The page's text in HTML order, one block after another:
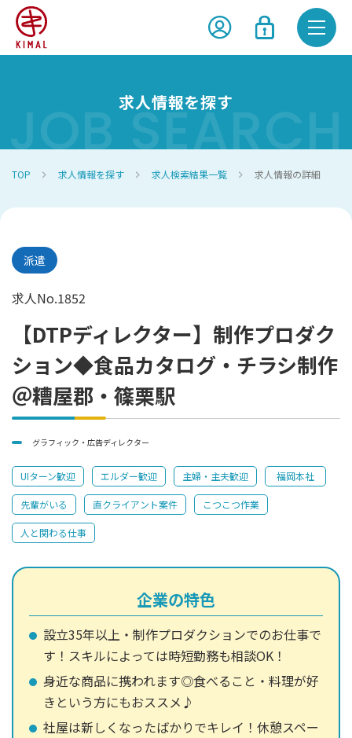
メ
を
開
求人情報を探す
JOB SEARCH
TOP 求人情報を探す 求人検索結果一覧 求人情報の詳細
派遣
求人No.1852
【DTPディレクター】制作プロダク
ション◆食品カタログ・チラシ制作
＠糟屋郡・篠栗駅
グラフィック・広告ディレクター
UIターン歓迎 エルダー歓迎 主婦・主夫歓迎 福岡本社
先輩がいる 直クライアント案件 こつこつ作業
人と関わる仕事
企業の特色
設立35年以上・制作プロダクションでのお仕事で
す！スキルによっては時短勤務も相談OK！
身近な商品に携われます◎食べること・料理が好
きという方にもおススメ♪
社屋は新しくなったばかりでキレイ！休憩スペー